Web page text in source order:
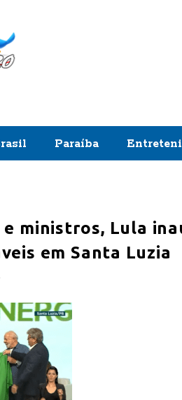
Paraíba
ministros, Lula
em Santa Luzia